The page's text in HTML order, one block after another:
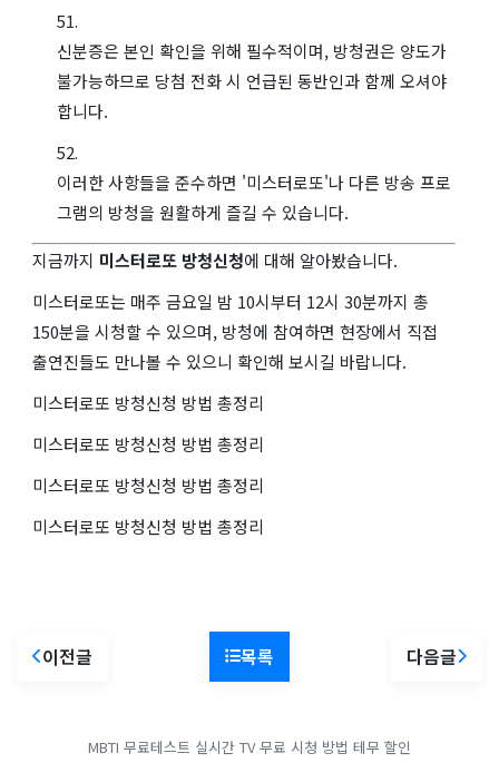
신분증은 본인 확인을 위해 필수적이며, 방청권은 양도가
불가능하므로 당첨 전화 시 언급된 동반인과 함께 오셔야
합니다.
이러한 사항들을 준수하면 '미스터로또'나 다른 방송 프로
그램의 방청을 원활하게 즐길 수 있습니다.
지금까지 미스터로또 방청신청에 대해 알아봤습니다.
미스터로또는 매주 금요일 밤 10시부터 12시 30분까지 총
150분을 시청할 수 있으며, 방청에 참여하면 현장에서 직접
출연진들도 만나볼 수 있으니 확인해 보시길 바랍니다.
미스터로또 방청신청 방법 총정리
미스터로또 방청신청 방법 총정리
미스터로또 방청신청 방법 총정리
미스터로또 방청신청 방법 총정리
이전글 목록 다음글
MBTI 무료테스트 실시간 TV 무료 시청 방법 테무 할인